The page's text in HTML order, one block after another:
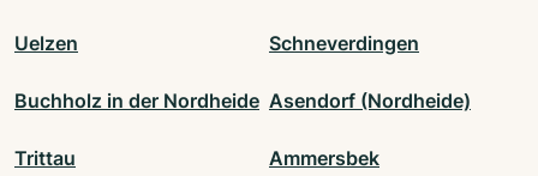
Uelzen Schneverdingen
Buchholz in der Nordheide Asendorf (Nordheide)
Trittau Ammersbek